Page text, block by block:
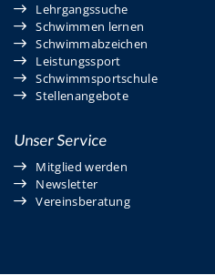
Lehrgangssuche
Schwimmen lernen
Schwimmabzeichen
Leistungssport
Schwimmsportschule
Stellenangebote
Unser Service
Mitglied werden
Newsletter
Vereinsberatung